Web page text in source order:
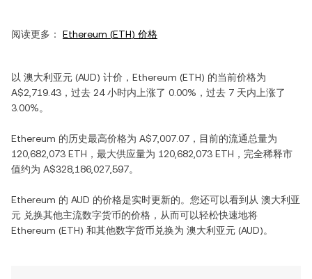
阅读更多： Ethereum (ETH) 价格
以 澳大利亚元 (AUD) 计价， Ethereum (ETH) 的当前价格为
A$2,719.43 ，过去 24 小时内 上涨了 0.00% ，过去 7 天内 上涨了
3.00%。
Ethereum 的历史最高价格为 A$7,007.07 ，目前的流通总量为
120,682,073 ETH ，最大供应量为 120,682,073 ETH ，完全稀释市
值约为 A$328,186,027,597。
Ethereum 的 AUD 的价格是实时更新的。您还可以看到从 澳大利亚
元 兑换其他主流数字货币的价格，从而可以轻松快速地将
Ethereum (ETH) 和其他数字货币兑换为 澳大利亚元 (AUD)。